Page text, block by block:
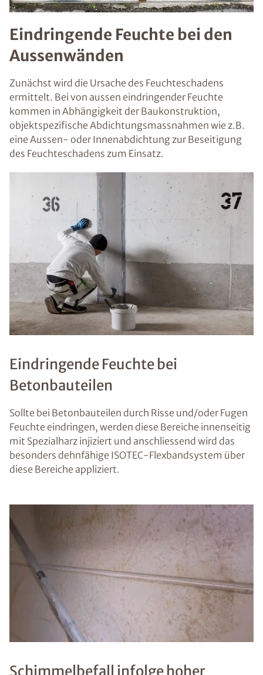
Eindringende Feuchte bei den
Aussenwänden
Zunächst wird die Ursache des Feuchteschadens
ermittelt. Bei von aussen eindringender Feuchte
kommen in Abhängigkeit der Baukonstruktion,
objektspezifische Abdichtungsmassnahmen wie z.B.
eine Aussen- oder Innenabdichtung zur Beseitigung
des Feuchteschadens zum Einsatz.
Eindringende Feuchte bei
Betonbauteilen
Sollte bei Betonbauteilen durch Risse und/oder Fugen
Feuchte eindringen, werden diese Bereiche innenseitig
mit Spezialharz injiziert und anschliessend wird das
besonders dehnfähige ISOTEC-Flexbandsystem über
diese Bereiche appliziert.